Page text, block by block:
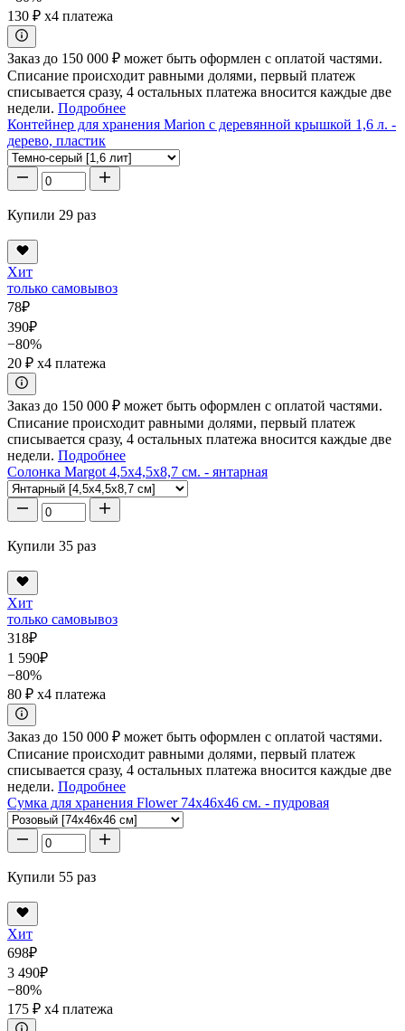
130 ₽ x4 платежа
Заказ до 150 000 ₽ может быть оформлен с оплатой частями.
Списание происходит равными долями, первый платеж
списывается сразу, 4 остальных платежа вносится каждые две
недели. Подробнее
Контейнер для хранения Marion с деревянной крышкой 1,6 л. -
дерево, пластик
Купили 29 раз
Хит
только самовывоз
78₽
390₽
−80%
20 ₽ x4 платежа
Заказ до 150 000 ₽ может быть оформлен с оплатой частями.
Списание происходит равными долями, первый платеж
списывается сразу, 4 остальных платежа вносится каждые две
недели. Подробнее
Солонка Margot 4,5x4,5x8,7 см. - янтарная
Купили 35 раз
Хит
только самовывоз
318₽
1 590₽
−80%
80 ₽ x4 платежа
Заказ до 150 000 ₽ может быть оформлен с оплатой частями.
Списание происходит равными долями, первый платеж
списывается сразу, 4 остальных платежа вносится каждые две
недели. Подробнее
Сумка для хранения Flower 74x46x46 см. - пудровая
Купили 55 раз
Хит
698₽
3 490₽
−80%
175 ₽ x4 платежа